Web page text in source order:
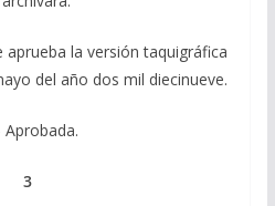
aprueba la versión taquigráfica
del año dos mil diecinueve.
3